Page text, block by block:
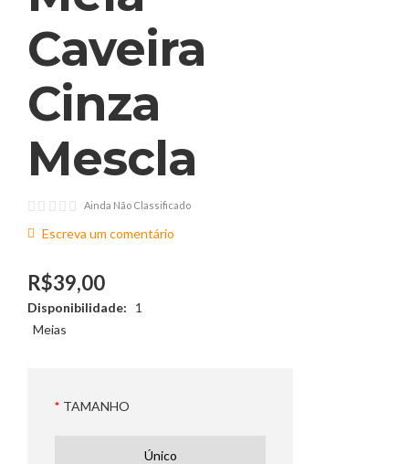
Caveira
Cinza
Mescla
Ainda Não Classificado
Escreva um comentário
R$39,00
Disponibilidade:
1
Meias
TAMANHO
Único